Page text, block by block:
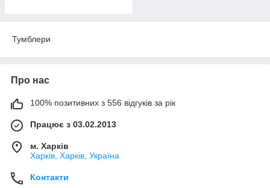
Тумблери
Про нас
100% позитивних з 556 відгуків за рік
Працює з 03.02.2013
м. Харків
Харків, Харків, Україна
Контакти